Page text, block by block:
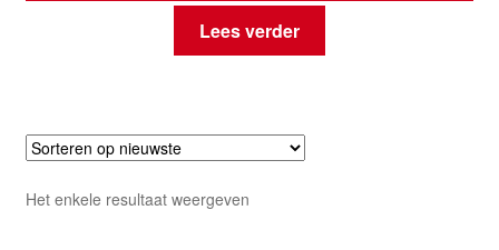
Lees verder
Het enkele resultaat weergeven